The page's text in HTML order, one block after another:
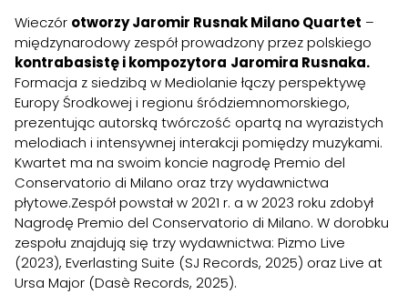
Wieczór otworzy Jaromir Rusnak Milano Quartet –
międzynarodowy zespół prowadzony przez polskiego
kontrabasistę i kompozytora Jaromira Rusnaka.
Formacja z siedzibą w Mediolanie łączy perspektywę
Europy Środkowej i regionu śródziemnomorskiego,
prezentując autorską twórczość opartą na wyrazistych
melodiach i intensywnej interakcji pomiędzy muzykami.
Kwartet ma na swoim koncie nagrodę Premio del
Conservatorio di Milano oraz trzy wydawnictwa
płytowe.Zespół powstał w 2021 r. a w 2023 roku zdobył
Nagrodę Premio del Conservatorio di Milano. W dorobku
zespołu znajdują się trzy wydawnictwa: Pizmo Live
(2023), Everlasting Suite (SJ Records, 2025) oraz Live at
Ursa Major (Dasè Records, 2025).